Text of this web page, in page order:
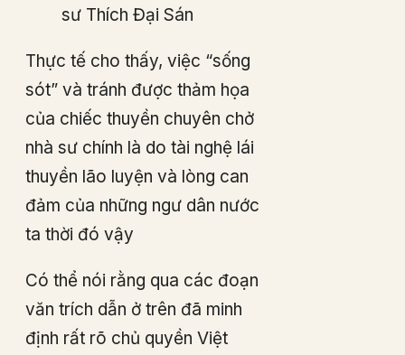
sư Thích Đại Sán
Thực tế cho thấy, việc “sống
sót” và tránh được thảm họa
của chiếc thuyền chuyên chở
nhà sư chính là do tài nghệ lái
thuyền lão luyện và lòng can
đảm của những ngư dân nước
ta thời đó vậy
Có thể nói rằng qua các đoạn
văn trích dẫn ở trên đã minh
định rất rõ chủ quyền Việt